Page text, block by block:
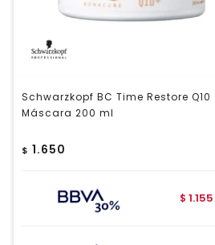
Schwarzkopf BC Time Restore Q10
Máscara 200 ml
$ 1.650
$ 1.155